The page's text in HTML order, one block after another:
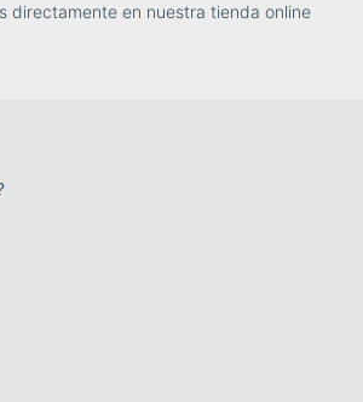
directamente en nuestra tienda online